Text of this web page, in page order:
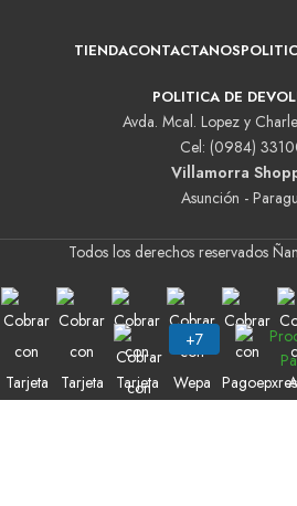
TIENDACONTACTANOS
POLITICA DE
Avda. Mcal. Lopez y
Cel: (0984)
Villamorra
Asunción -
Todos los derechos reservados